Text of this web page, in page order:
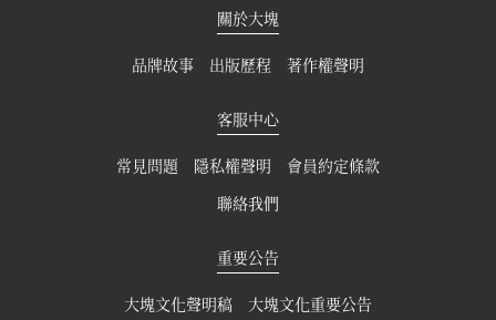
關於大塊
品牌故事 出版歷程 著作權聲明
客服中心
常見問題 隱私權聲明
會員約定條款
聯絡我們
重要公告
大塊文化聲明稿 大塊文化重要公告